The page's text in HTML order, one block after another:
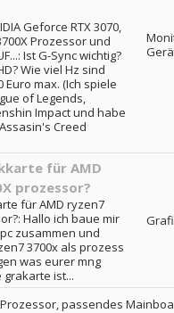
Geforce RTX 3070,
Prozessor und
Ist G-Sync wichtig?
Wie viel Hz sind
Euro max. (Ich spiele
of Legends,
Impact und habe
Creed
für AMD
prozessor?
für AMD ryzen7
Hallo ich baue mir
zusammen und
3700x als prozess
was eurer mng
ist...
Prozessor, passendes